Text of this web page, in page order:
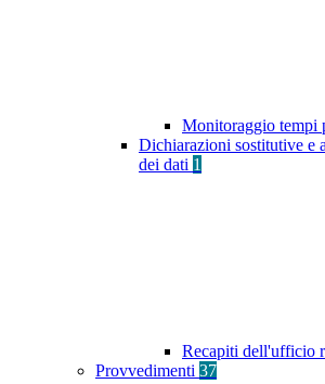
Monitoraggio tempi
Dichiarazioni sostitutive e
dei dati 1
Recapiti dell'ufficio
Provvedimenti 37